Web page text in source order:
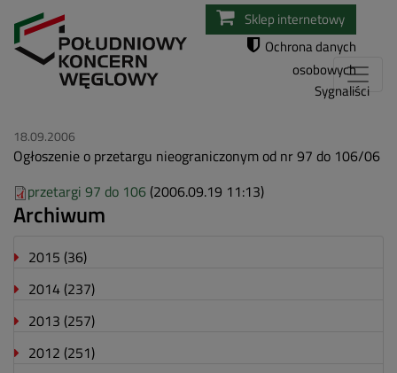
Przejdź
do
Sklep internetowy
Ochrona danych
osobowych
Sygnaliści
18.09.2006
Ogłoszenie o przetargu nieograniczonym od nr 97 do 106/06
przetargi 97 do 106 (2006.09.19 11:13)
Archiwum
2015 (36)
2014 (237)
2013 (257)
2012 (251)